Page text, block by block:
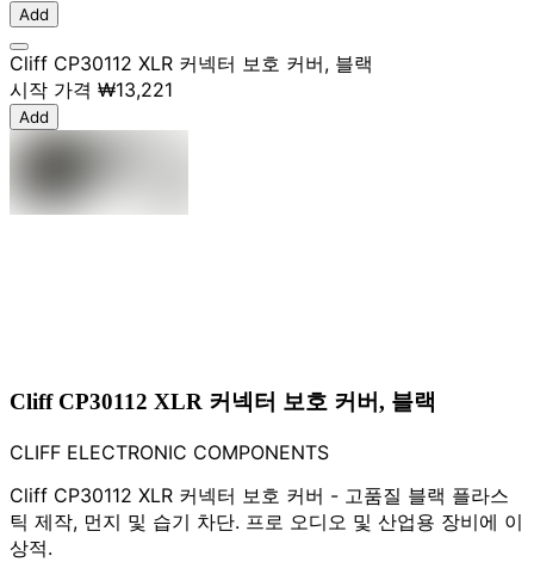
Add
Cliff CP30112 XLR 커넥터 보호 커버, 블랙
시작 가격 ₩13,221
Add
Cliff CP30112 XLR 커넥터 보호 커버, 블랙
CLIFF ELECTRONIC COMPONENTS
Cliff CP30112 XLR 커넥터 보호 커버 - 고품질 블랙 플라스
틱 제작, 먼지 및 습기 차단. 프로 오디오 및 산업용 장비에 이
상적.